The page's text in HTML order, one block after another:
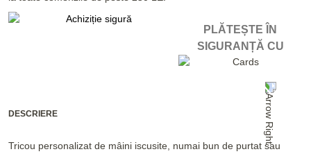
PLĂTEȘTE ÎN
SIGURANȚĂ CU
DESCRIERE
Tricou personalizat de mâini iscusite, numai bun de purtat sau